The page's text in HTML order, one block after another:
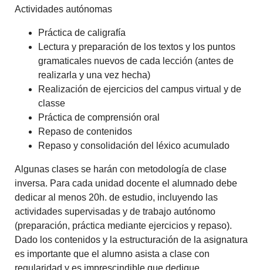
Actividades autónomas
Práctica de caligrafía
Lectura y preparación de los textos y los puntos
gramaticales nuevos de cada lección (antes de
realizarla y una vez hecha)
Realización de ejercicios del campus virtual y de
classe
Práctica de comprensión oral
Repaso de contenidos
Repaso y consolidación del léxico acumulado
Algunas clases se harán con metodología de clase
inversa. Para cada unidad docente el alumnado debe
dedicar al menos 20h. de estudio, incluyendo las
actividades supervisadas y de trabajo autónomo
(preparación, práctica mediante ejercicios y repaso).
Dado los contenidos y la estructuración de la asignatura
es importante que el alumno asista a clase con
regularidad y es imprescindible que dedique